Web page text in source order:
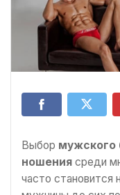
Выбор мужского
ношения среди
часто становится